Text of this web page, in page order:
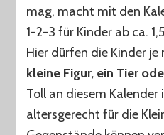
mag, macht mit den
1-2-3 für Kinder ab ca.
Hier dürfen die Kinder je
kleine Figur, ein Tier
Toll an diesem Kalender
altersgerecht für die